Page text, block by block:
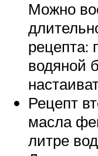
Можно
рецепта:
водяной
Рецепт
масла
литре